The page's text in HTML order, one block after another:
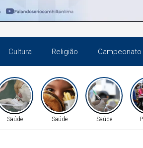
Cultura Religião Campeonato
Saúde Saúde Saúde